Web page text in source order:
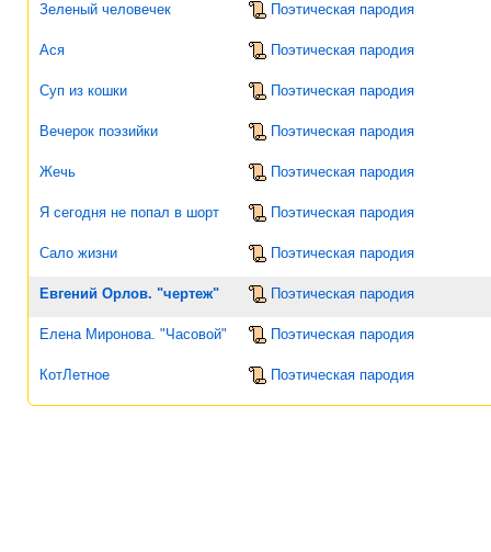
Зеленый человечек Поэтическая пародия
Ася Поэтическая пародия
Суп из кошки Поэтическая пародия
Вечерок поэзийки Поэтическая пародия
Жечь Поэтическая пародия
Я сегодня не попал в шорт Поэтическая пародия
Сало жизни Поэтическая пародия
Евгений Орлов. "чертеж" Поэтическая пародия
Елена Миронова. "Часовой" Поэтическая пародия
КотЛетное Поэтическая пародия